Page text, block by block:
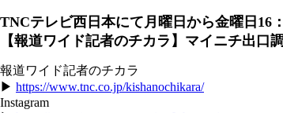
TNCテレビ西日本にて月曜日から金曜日16
【報道ワイド記者のチカラ】マイニチ出口
報道ワイド記者のチカラ
▶ https://www.tnc.co.jp/kishanochikara/
Instagram